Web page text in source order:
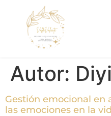
Autor:
Gestión emocional en
las emociones en la